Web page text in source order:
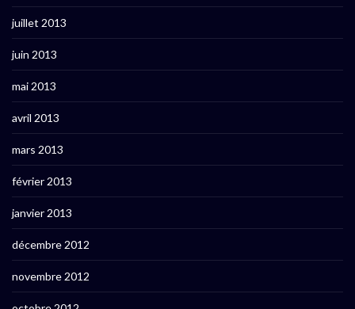
juillet 2013
juin 2013
mai 2013
avril 2013
mars 2013
février 2013
janvier 2013
décembre 2012
novembre 2012